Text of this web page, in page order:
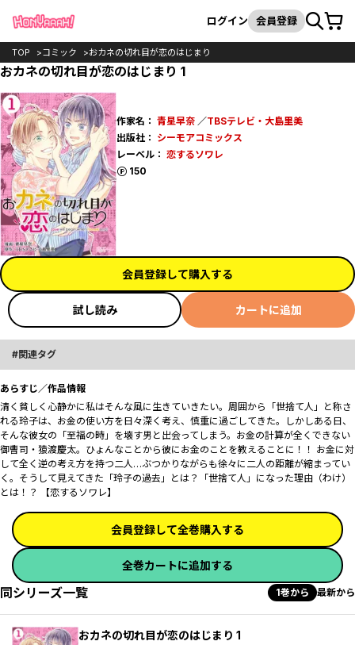
検索
ログイン 会員登録カート
TOP コミック おカネの切れ目が恋のはじまり
おカネの切れ目が恋のはじまり 1
作家名： 青星早奈／TBSテレビ・大島里美
出版社： シーモアコミックス
レーベル： 恋するソワレ
150
ポイント
会員登録して購入する
試し読み カートに追加
関連タグ
あらすじ／作品情報
清く貧しく心静かに――私はそんな風に生きていきたい。周囲から「世捨て人」と称さ
れる玲子は、お金の使い方を日々深く考え、慎重に過ごしてきた。しかしある日、
そんな彼女の「至福の時」を壊す男と出会ってしまう。お金の計算が全くできない
御曹司・猿渡慶太。ひょんなことから彼にお金のことを教えることに！！ お金に対
して全く逆の考え方を持つ二人…ぶつかりながらも徐々に二人の距離が縮まってい
く。そうして見えてきた「玲子の過去」とは？「世捨て人」になった理由（わけ）
とは――！？ 【恋するソワレ】
会員登録して全巻購入する
全巻カートに追加する
同シリーズ一覧 1巻から 最新から
おカネの切れ目が恋のはじまり 1